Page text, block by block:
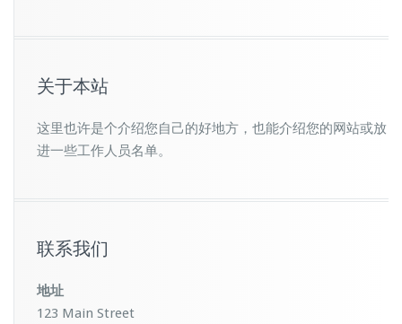
关于本站
这里也许是个介绍您自己的好地方，也能介绍您的网站或放
进一些工作人员名单。
联系我们
地址
123 Main Street